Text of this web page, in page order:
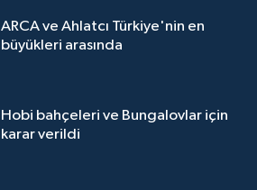
ARCA ve Ahlatcı Türkiye'nin en
büyükleri arasında
Hobi bahçeleri ve Bungalovlar için
karar verildi